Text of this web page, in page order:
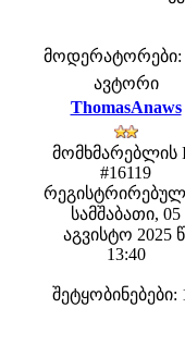
მოდერატორები:
ავტორი
ThomasAnaws
მომხმარებლის
#16119
სამშაბათი, 05
აგვისტო 2025
13:40
შეტყობინებები: